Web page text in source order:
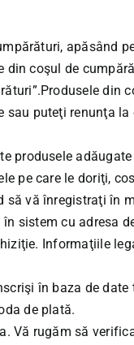
apăsând
coşul de
puteţi renunţa
produsele
pe care le doriţi,
să vă înregistraţi în
sistem cu adresa
Informaţiile
în baza de
de plată.
Vă rugăm să